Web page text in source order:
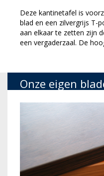
Deze kantinetafel is
blad en een zilvergrijs T-
aan elkaar te zetten zijn
een vergaderzaal. De
Onze eigen